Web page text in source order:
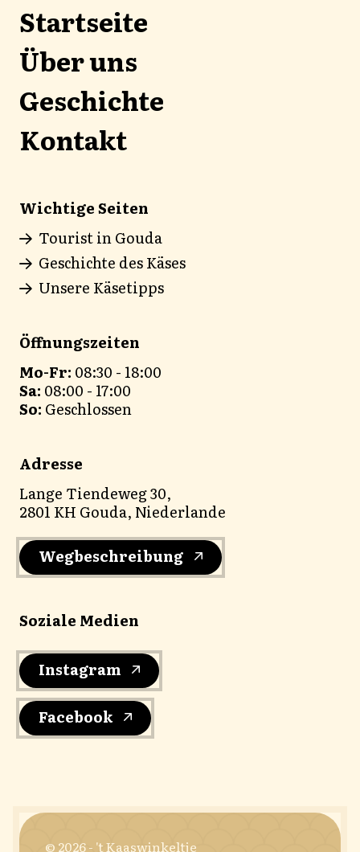
Startseite
Über uns
Geschichte
Kontakt
Wichtige Seiten
Tourist in Gouda
Geschichte des Käses
Unsere Käsetipps
Öffnungszeiten
Mo-Fr: 08:30 - 18:00
Sa: 08:00 - 17:00
So: Geschlossen
Adresse
Lange Tiendeweg 30,
2801 KH Gouda, Niederlande
Wegbeschreibung
Soziale Medien
Instagram
Facebook
© 2026 - 't Kaaswinkeltje